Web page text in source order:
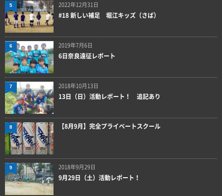
2022年12月31日
#18 新しい補足 堀江キッズ（さば）
5
2019年7月6日
6日奈良遠征レポート
6
2018年10月13日
13日（日）活動レポート！ 追記あり
7
【8月9月】完全プライベートスクール
8
2018年9月29日
9月29日（土）活動レポート！
9